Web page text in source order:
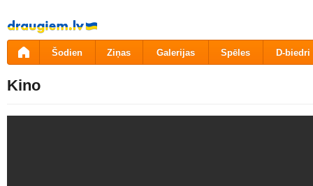
Pāriet
uz
saturu
Šodien Ziņas Galerijas Spēles D-biedri
Kino